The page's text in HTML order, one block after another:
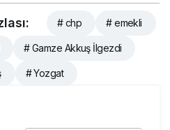
# chp # emekli
# Gamze Akkuş İlgezdi
# Yozgat